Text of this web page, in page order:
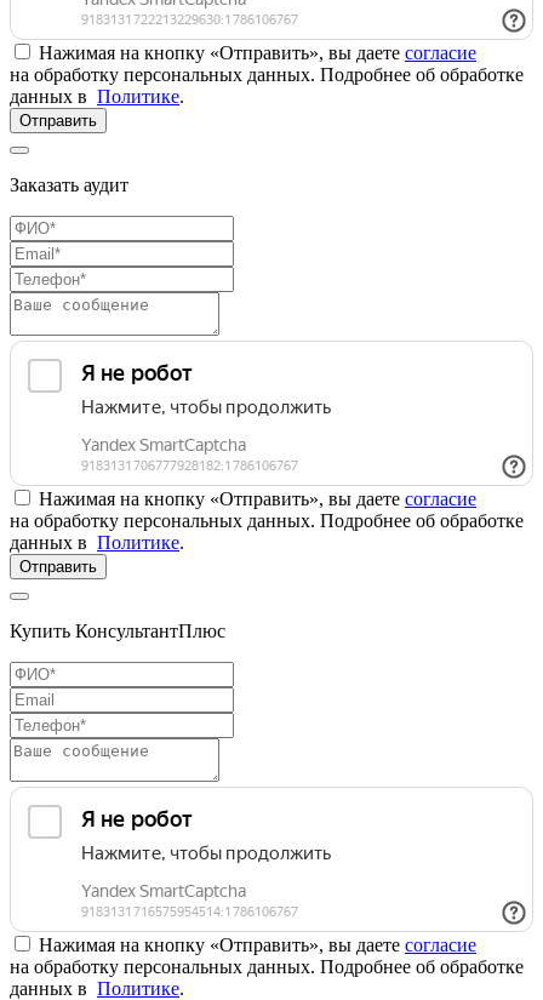
Нажимая на кнопку «Отправить», вы даете согласие
на обработку персональных данных. Подробнее об обработке
данных в Политике.
Отправить
Заказать аудит
Нажимая на кнопку «Отправить», вы даете согласие
на обработку персональных данных. Подробнее об обработке
данных в Политике.
Отправить
Купить КонсультантПлюс
Нажимая на кнопку «Отправить», вы даете согласие
на обработку персональных данных. Подробнее об обработке
данных в Политике.